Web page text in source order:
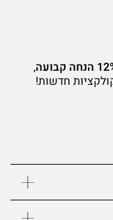
קבועה
,
חדשות!